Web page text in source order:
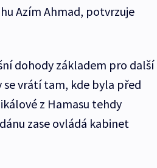
Azím Ahmad, potvrzuje
dohody základem pro další
se vrátí tam, kde byla před
z Hamasu tehdy
zase ovládá kabinet